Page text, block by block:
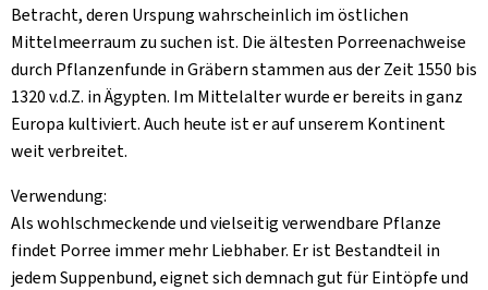
Betracht, deren Urspung wahrscheinlich im östlichen
Mittelmeerraum zu suchen ist. Die ältesten Porreenachweise
durch Pflanzenfunde in Gräbern stammen aus der Zeit 1550 bis
1320 v.d.Z. in Ägypten. Im Mittelalter wurde er bereits in ganz
Europa kultiviert. Auch heute ist er auf unserem Kontinent
weit verbreitet.
Verwendung:
Als wohlschmeckende und vielseitig verwendbare Pflanze
findet Porree immer mehr Liebhaber. Er ist Bestandteil in
jedem Suppenbund, eignet sich demnach gut für Eintöpfe und